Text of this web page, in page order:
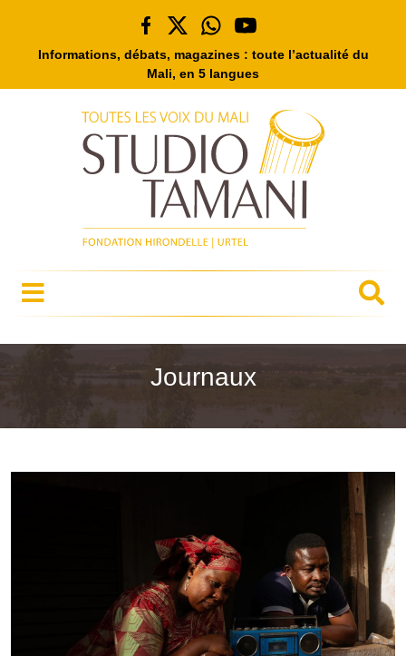
Informations, débats, magazines : toute l’actualité du
Mali, en 5 langues
Journaux